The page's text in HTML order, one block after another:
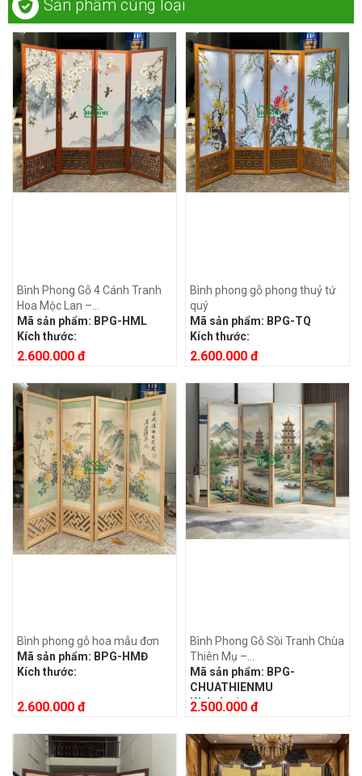
Sản phẩm cùng loại
Bình Phong Gỗ 4 Cánh Tranh
Hoa Mộc Lan –...
Mã sản phẩm: BPG-HML
Kích thước:
2.600.000 đ
Bình phong gỗ phong thuỷ tứ
quý
Mã sản phẩm: BPG-TQ
Kích thước:
2.600.000 đ
Bình phong gỗ hoa mẫu đơn
Mã sản phẩm: BPG-HMĐ
Kích thước:
2.600.000 đ
Bình Phong Gỗ Sồi Tranh Chùa
Thiên Mụ –...
Mã sản phẩm: BPG-
CHUATHIENMU
Kích thước:
2.500.000 đ